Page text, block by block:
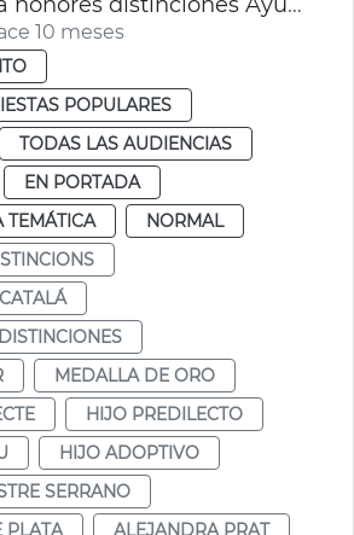
10 meses
POPULARES
TODAS LAS AUDIENCIAS
EN PORTADA
TEMÁTICA
NORMAL
MEDALLA DE ORO
HIJO PREDILECTO
HIJO ADOPTIVO
SERRANO
PLATA
ALEJANDRA PRAT